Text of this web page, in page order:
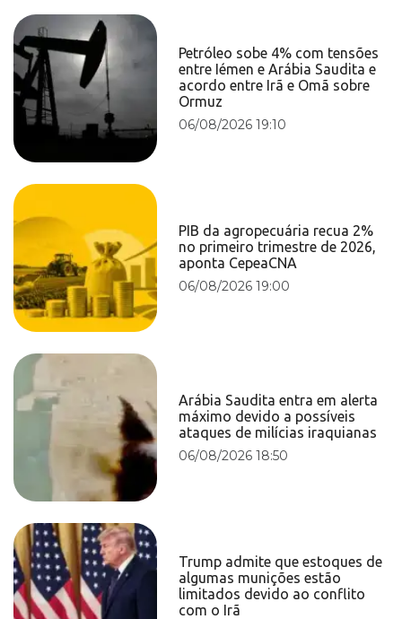
Petróleo sobe 4% com tensões
entre Iémen e Arábia Saudita e
acordo entre Irã e Omã sobre
Ormuz
06/08/2026 19:10
PIB da agropecuária recua 2%
no primeiro trimestre de 2026,
aponta CepeaCNA
06/08/2026 19:00
Arábia Saudita entra em alerta
máximo devido a possíveis
ataques de milícias iraquianas
06/08/2026 18:50
Trump admite que estoques de
algumas munições estão
limitados devido ao conflito
com o Irã